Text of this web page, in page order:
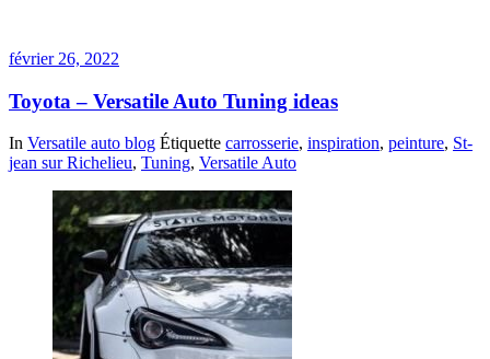
février 26, 2022
Toyota – Versatile Auto Tuning ideas
In Versatile auto blog Étiquette carrosserie, inspiration, peinture, St-
jean sur Richelieu, Tuning, Versatile Auto